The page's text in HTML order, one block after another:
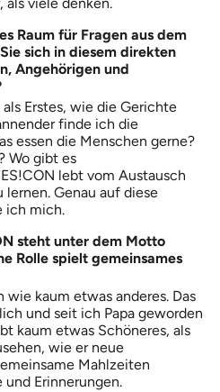
als viele denken.
Raum für Fragen aus dem
sich in diesem direkten
Angehörigen und
Erstes, wie die Gerichte
finde ich die
essen die Menschen gerne?
Wo gibt es
lebt vom Austausch
lernen. Genau auf diese
ich mich.
steht unter dem Motto
Rolle spielt gemeinsames
wie kaum etwas anderes. Das
und seit ich Papa geworden
kaum etwas Schöneres, als
wie er neue
Mahlzeiten
Erinnerungen.